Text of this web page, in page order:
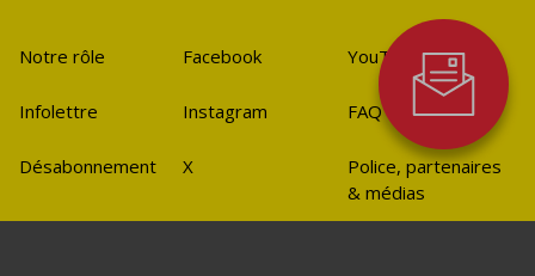
Notre rôle
Infolettre
Désabonnement
Facebook
Instagram
X
YouTube
FAQ
Police, partenaires
& médias